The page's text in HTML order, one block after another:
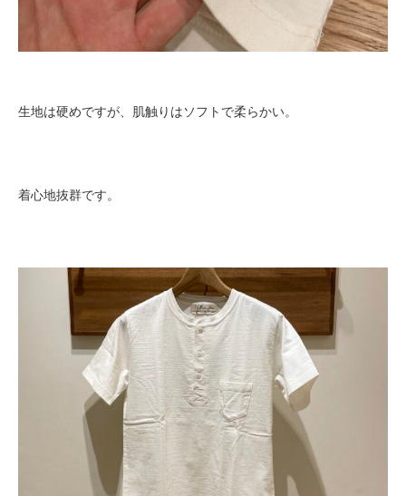
生地は硬めですが、肌触りはソフトで柔らかい。
着心地抜群です。